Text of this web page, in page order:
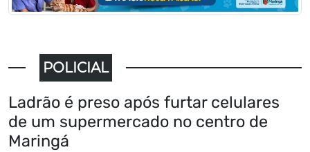
POLICIAL
Ladrão é preso após furtar celulares
de um supermercado no centro de
Maringá